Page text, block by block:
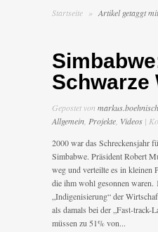
Startseite » Artikel getaggt
Gepostet von markus.boehnisch
Allgemein Projekte Videos |
2000 war das Schreckensjahr
Simbabwe. Präsident Robert
weg und verteilte es in kleinen
die ihm wohl gesonnen waren.
„Indigenisierung“ der
als damals bei der „Fast-track-
müssen zu 51% von...